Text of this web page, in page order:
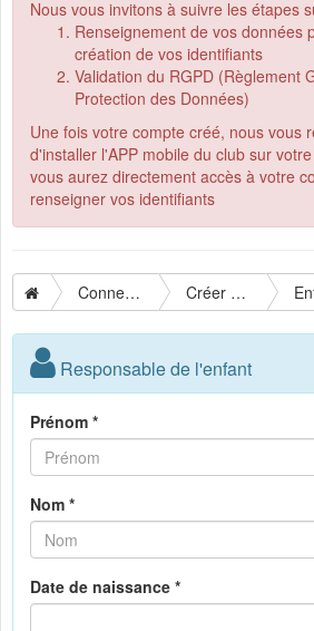
Nous vous invitons à suivre les étapes
Renseignement de vos données
création de vos identifiants
Validation du RGPD (Règlement
Protection des Données)
Une fois votre compte créé, nous vous
d'installer l'APP mobile du club sur
vous aurez directement accès à votre
renseigner vos identifiants
Connexion Créer un compte
Responsable de l'enfant
Prénom *
Nom *
Date de naissance *